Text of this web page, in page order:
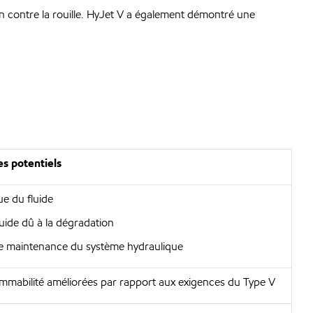
la rouille. HyJet V a également démontré une
potentiels
du fluide
dû à la dégradation
maintenance du système hydraulique
améliorées par rapport aux exigences du Type V